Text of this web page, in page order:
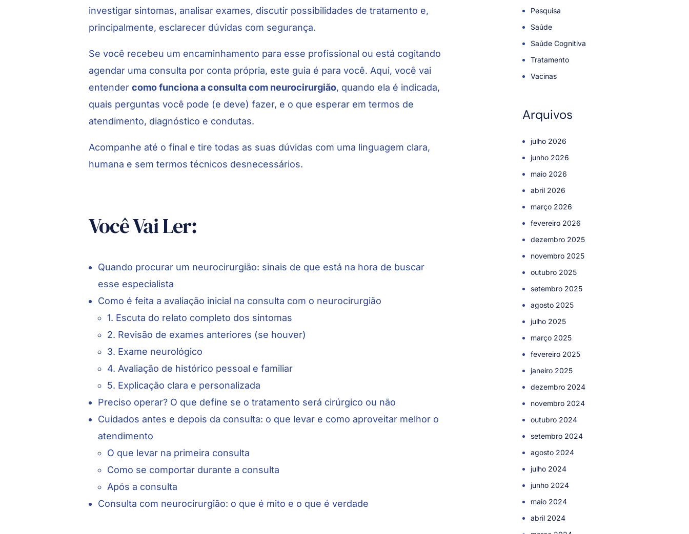
investigar sintomas, analisar exames, discutir possibilidades de tratamento e,
principalmente, esclarecer dúvidas com segurança.
Se você recebeu um encaminhamento para esse profissional ou está cogitando
agendar uma consulta por conta própria, este guia é para você. Aqui, você vai
entendercomo funciona a consulta com neurocirurgião, quando ela é indicada,
quais perguntas você pode (e deve) fazer, e o que esperar em termos de
atendimento, diagnóstico e condutas.
Acompanhe até o final e tire todas as suas dúvidas com uma linguagem clara,
humana e sem termos técnicos desnecessários.
Você Vai Ler:
Quando procurar um neurocirurgião: sinais de que está na hora de buscar
esse especialista
Como é feita a avaliação inicial na consulta com o neurocirurgião
1. Escuta do relato completo dos sintomas
2. Revisão de exames anteriores (se houver)
3. Exame neurológico
4. Avaliação de histórico pessoal e familiar
5. Explicação clara e personalizada
Preciso operar? O que define se o tratamento será cirúrgico ou não
Cuidados antes e depois da consulta: o que levar e como aproveitar melhor o
atendimento
O que levar na primeira consulta
Como se comportar durante a consulta
Após a consulta
Consulta com neurocirurgião: o que é mito e o que é verdade
Pesquisa
Saúde
Saúde Cognitiva
Tratamento
Vacinas
Arquivos
julho 2026
junho 2026
maio 2026
abril 2026
março 2026
fevereiro 2026
dezembro 2025
novembro 2025
outubro 2025
setembro 2025
agosto 2025
julho 2025
março 2025
fevereiro 2025
janeiro 2025
dezembro 2024
novembro 2024
outubro 2024
setembro 2024
agosto 2024
julho 2024
junho 2024
maio 2024
abril 2024